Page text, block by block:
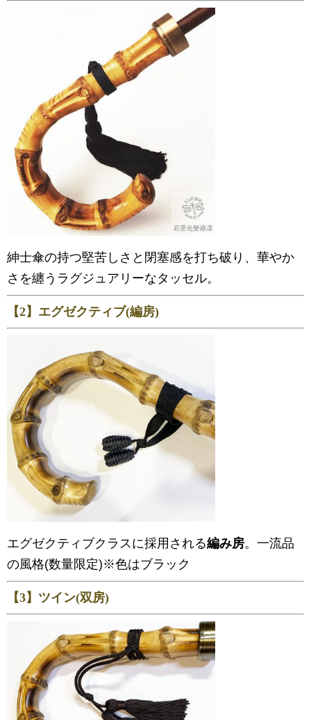
紳士傘の持つ堅苦しさと閉塞感を打ち破り、華やか
さを纏うラグジュアリーなタッセル。
【2】エグゼクティブ(編房)
エグゼクティブクラスに採用される編み房。一流品
の風格(数量限定)※色はブラック
【3】ツイン(双房)